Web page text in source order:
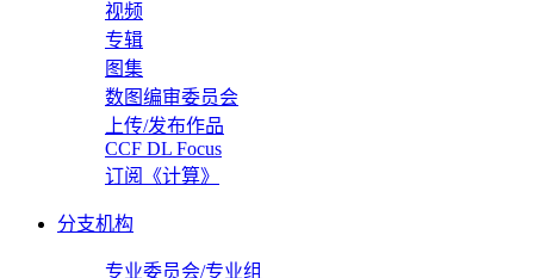
视频
专辑
图集
数图编审委员会
上传/发布作品
CCF DL Focus
订阅《计算》
分支机构
专业委员会/专业组